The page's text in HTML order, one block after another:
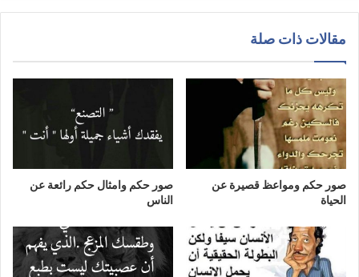
مقالات ذات صلة
صور حكم ومواعظ قصيرة عن
الحياة
صور حكم وامثال حكم رائعة عن
الناس